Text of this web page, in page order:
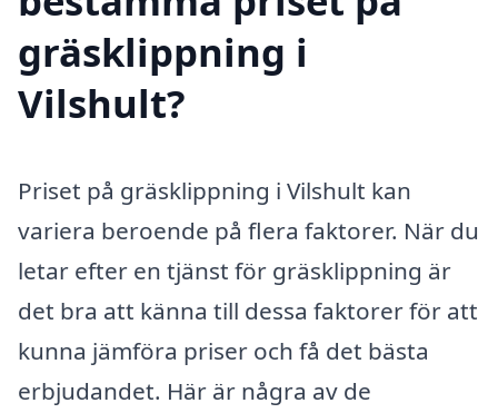
gräsklippning i
Vilshult?
Priset på gräsklippning i Vilshult kan
variera beroende på flera faktorer. När du
letar efter en tjänst för gräsklippning är
det bra att känna till dessa faktorer för att
kunna jämföra priser och få det bästa
erbjudandet. Här är några av de